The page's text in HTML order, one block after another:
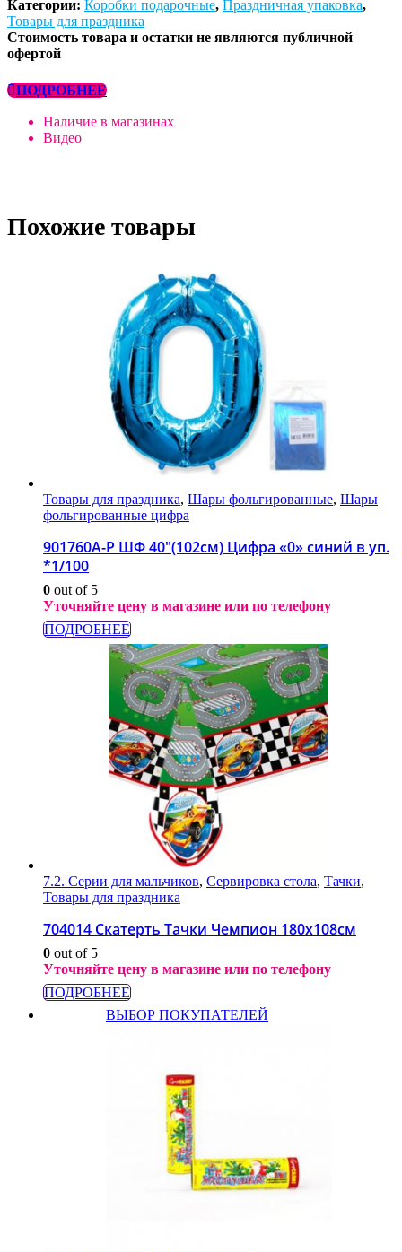
Категории: Коробки подарочные, Праздничная упаковка,
Товары для праздника
Стоимость товара и остатки не являются публичной
офертой
ПОДРОБНЕЕ
Наличие в магазинах
Видео
Похожие товары
Товары для праздника, Шары фольгированные, Шары
фольгированные цифра
901760A-P ШФ 40″(102см) Цифра «0» синий в уп.
*1/100
0 out of 5
Уточняйте цену в магазине или по телефону
ПОДРОБНЕЕ
7.2. Серии для мальчиков, Сервировка стола, Тачки,
Товары для праздника
704014 Скатерть Тачки Чемпион 180х108см
0 out of 5
Уточняйте цену в магазине или по телефону
ПОДРОБНЕЕ
ВЫБОР ПОКУПАТЕЛЕЙ